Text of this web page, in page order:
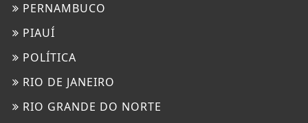
PERNAMBUCO
PIAUÍ
POLÍTICA
RIO DE JANEIRO
RIO GRANDE DO NORTE